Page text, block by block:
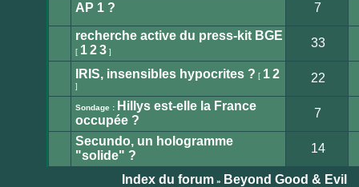
message
non
AP 1 ? 7
Aucun
message
non
recherche active du press-kit BGE
[ 1 2 3]
33
Aucun
message
non
IRIS, insensibles hypocrites ? [ 1 2
]
22
Aucun
message
non
Sondage : Hillys est-elle la France
occupée ?
7
Aucun
message
Secundo, un hologramme
"solide" ?
14
Index du forum» Beyond Good & Evil